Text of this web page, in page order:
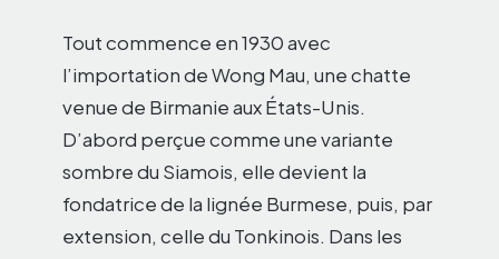
Tout commence en 1930 avec
l’importation de Wong Mau, une chatte
venue de Birmanie aux États-Unis.
D’abord perçue comme une variante
sombre du Siamois, elle devient la
fondatrice de la lignée Burmese, puis, par
extension, celle du Tonkinois. Dans les